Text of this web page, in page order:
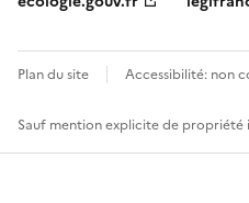
Plan du site Accessibilité: non
Sauf mention explicite de propriété